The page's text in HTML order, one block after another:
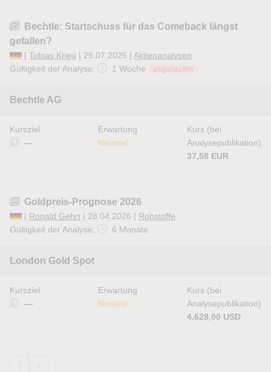
Bechtle: Startschuss für das Comeback längst
gefallen?
| Tobias Krieg | 29.07.2026 | Aktienanalysen
Gültigkeit der Analyse:
1 Woche abgelaufen
Bechtle AG
Kursziel
—
Erwartung
Neutral
Kurs (bei
Analysepublikation)
37,58 EUR
Goldpreis-Prognose 2026
| Ronald Gehrt | 28.04.2026 | Rohstoffe
Gültigkeit der Analyse:
6 Monate
London Gold Spot
Kursziel
—
Erwartung
Neutral
Kurs (bei
Analysepublikation)
4.628,00 USD